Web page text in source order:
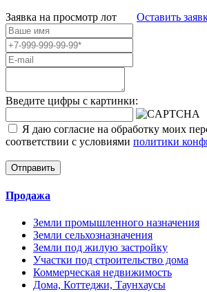
Оставить
Заявка на просмотр лот
Введите цифры с картинки:
Я даю согласие на обработку моих
соответствии с условиями политики
Отправить
Продажа
Земли промышленного назначения
Земли сельхозназначения
Земли под жилую застройку
Участки под строительство дома
Коммерческая недвижимость
Дома, Коттеджи, Таунхаусы